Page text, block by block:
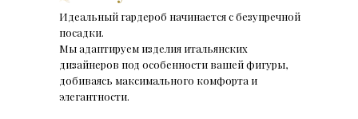
Идеальный гардероб начинается с безупречной
посадки.
Мы адаптируем изделия итальянских
дизайнеров под особенности вашей фигуры,
добиваясь максимального комфорта и
элегантности.